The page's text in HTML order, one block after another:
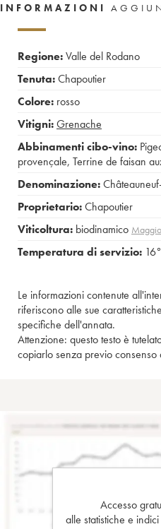
INFORMAZIONI
Regione:Valle del Rodano
Tenuta:Chapoutier
Colore: rosso
Vitigni:Grenache
Abbinamenti cibo-vino:
provençale, Terrine de faisan
Denominazione:
Proprietario:Chapoutier
Viticoltura: biodinamico
Temperatura di servizio: 16°
Le informazioni contenute
riferiscono alle sue
specifiche dell'annata.
Attenzione: questo testo è
copiarlo senza previo consenso
Accesso
alle statistiche e